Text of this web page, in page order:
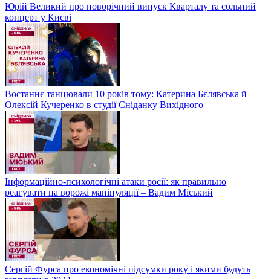
Юрій Великий про новорічний випуск Кварталу та сольний
концерт у Києві
Востаннє танцювали 10 років тому: Катерина Бєлявська й
Олексій Кучеренко в студії Сніданку Вихідного
Інформаційно-психологічні атаки росії: як правильно
реагувати на ворожі маніпуляції – Вадим Міський
Сергій Фурса про економічні підсумки року і якими будуть